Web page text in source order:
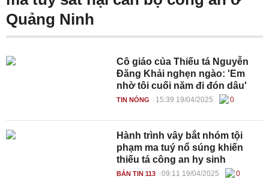
Quảng Ninh
Cô giáo của Thiếu tá Nguyễn
Đăng Khải nghẹn ngào: 'Em
nhờ tôi cuối năm đi đón dâu'
TIN NÓNG 15:39 19/04/2025 0
Hành trình vây bắt nhóm tội
phạm ma tuý nổ súng khiến
thiếu tá công an hy sinh
BẢN TIN 113 09:11 19/04/2025 0